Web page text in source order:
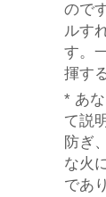
ので
ルす
す。
揮す
* あ
て説
防ぎ
な火
であ